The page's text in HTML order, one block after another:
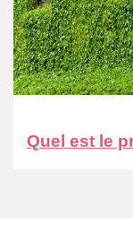
Quel est le